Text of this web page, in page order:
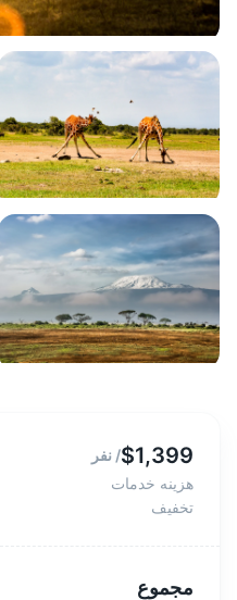
$1,399
/ نفر
هزینه خدمات
تخفیف
مجموع